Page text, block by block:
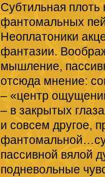
Субтильная плоть
фантомальных
Неоплатоники
фантазии.
мышление,
отсюда мнение:
– «центр
– в закрытых
и совсем другое,
пассивной вялой
подневольные